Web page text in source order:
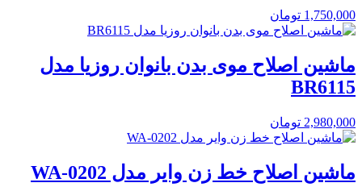
1,750,000 تومان
ماشین اصلاح موی بدن بانوان روزیا مدل
BR6115
2,980,000 تومان
ماشین اصلاح خط زن وایر مدل WA-0202